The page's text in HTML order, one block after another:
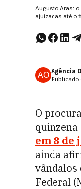
Augusto Aras: o
ajuizadas até o
AO Agência
Publicado
O
quinzena
em 8 de
ainda
vândalos
Federal